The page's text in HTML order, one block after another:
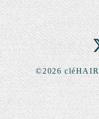
©2026cléHAIR